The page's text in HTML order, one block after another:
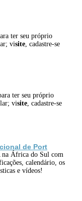
ter seu próprio
visite , cadastre-se
ter seu próprio
visite , cadastre-se
de Port
na África do Sul com
calendário, os
e vídeos!